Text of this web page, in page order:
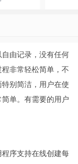
由记录，没有任何
非常轻松简单，不
别简洁，用户在使
单。有需要的用户
序支持在线创建每